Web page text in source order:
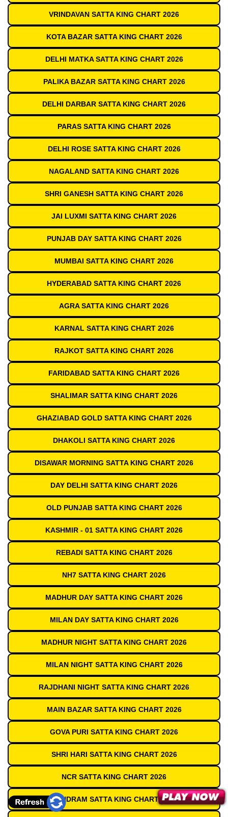
VRINDAVAN SATTA KING CHART 2026
KOTA BAZAR SATTA KING CHART 2026
DELHI MATKA SATTA KING CHART 2026
PALIKA BAZAR SATTA KING CHART 2026
DELHI DARBAR SATTA KING CHART 2026
PARAS SATTA KING CHART 2026
DELHI ROSE SATTA KING CHART 2026
NAGALAND SATTA KING CHART 2026
SHRI GANESH SATTA KING CHART 2026
JAI LUXMI SATTA KING CHART 2026
PUNJAB DAY SATTA KING CHART 2026
MUMBAI SATTA KING CHART 2026
HYDERABAD SATTA KING CHART 2026
AGRA SATTA KING CHART 2026
KARNAL SATTA KING CHART 2026
RAJKOT SATTA KING CHART 2026
FARIDABAD SATTA KING CHART 2026
SHALIMAR SATTA KING CHART 2026
GHAZIABAD GOLD SATTA KING CHART 2026
DHAKOLI SATTA KING CHART 2026
DISAWAR MORNING SATTA KING CHART 2026
DAY DELHI SATTA KING CHART 2026
OLD PUNJAB SATTA KING CHART 2026
KASHMIR - 01 SATTA KING CHART 2026
REBADI SATTA KING CHART 2026
NH7 SATTA KING CHART 2026
MADHUR DAY SATTA KING CHART 2026
MILAN DAY SATTA KING CHART 2026
MADHUR NIGHT SATTA KING CHART 2026
MILAN NIGHT SATTA KING CHART 2026
RAJDHANI NIGHT SATTA KING CHART 2026
MAIN BAZAR SATTA KING CHART 2026
GOVA PURI SATTA KING CHART 2026
SHRI HARI SATTA KING CHART 2026
NCR SATTA KING CHART 2026
SUNDRAM SATTA KING CHART 2026